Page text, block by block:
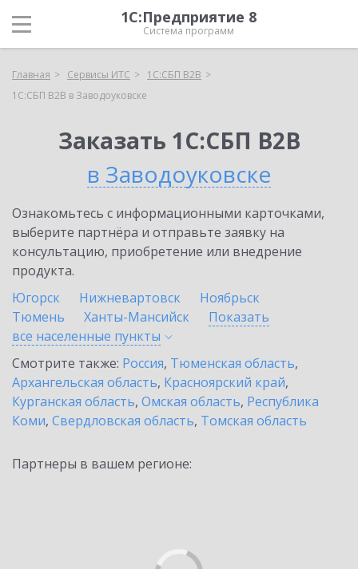
1С:Предприятие 8
Система программ
Главная Сервисы ИТС
1С:СБП B2B
1С:СБП B2B в Заводоуковске
Заказать 1С:СБП B2B
в Заводоуковске
Ознакомьтесь с информационными карточками,
выберите партнёра и отправьте заявку на
консультацию, приобретение или внедрение
продукта.
Югорск
Нижневартовск
Ноябрьск
Тюмень
Ханты-Мансийск
Показать
все населенные пункты
Смотрите также: Россия, Тюменская область,
Архангельская область, Красноярский край,
Курганская область, Омская область, Республика
Коми, Свердловская область, Томская область
Партнеры в вашем регионе: